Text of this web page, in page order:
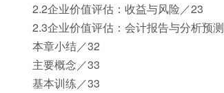
2.2企业价值评估：收益与风险／23
2.3企业价值评估：会计报告与分析预
本章小结／32
主要概念／33
基本训练／33